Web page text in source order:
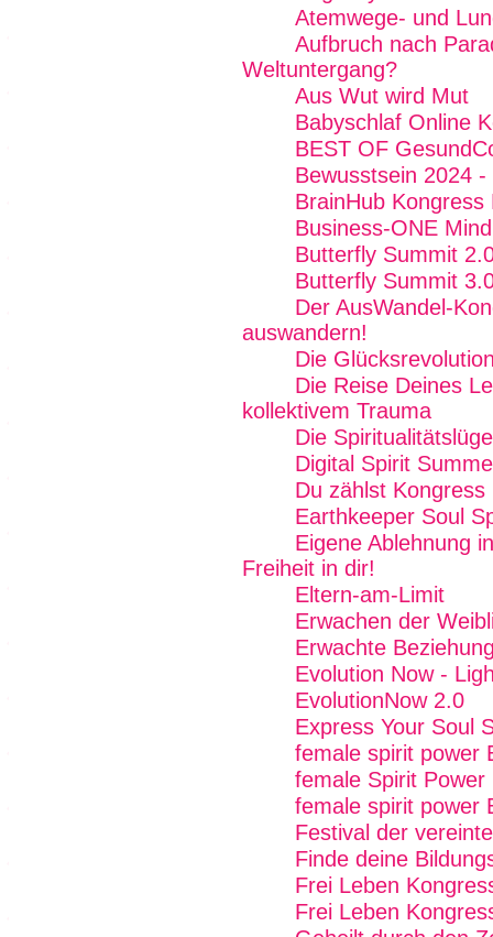
Atemwege- und
Aufbruch nach
Weltuntergang?
Aus Wut wird Mut
Babyschlaf Online
BEST OF
Bewusstsein 2024
BrainHub
Business-ONE
Butterfly Summit
Butterfly Summit
Der AusWandel-
auswandern!
Die
Die Reise Deines
kollektivem Trauma
Die
Digital Spirit
Du zählst Kongress
Earthkeeper Soul
Eigene Ablehnung
Freiheit in dir!
Eltern-am-Limit
Erwachen der
Erwachte
Evolution Now -
EvolutionNow 2.0
Express Your Soul
female spirit power
female Spirit
female spirit power
Festival der
Finde deine
Frei Leben
Frei Leben